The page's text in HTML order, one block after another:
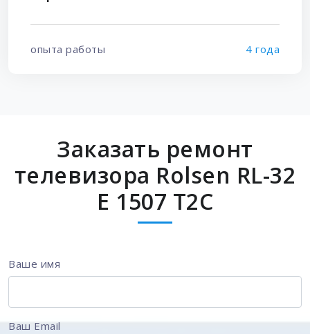
опыта работы 4 года
Заказать ремонт
телевизора Rolsen RL-32
E 1507 T2C
Ваше имя
Ваш Email